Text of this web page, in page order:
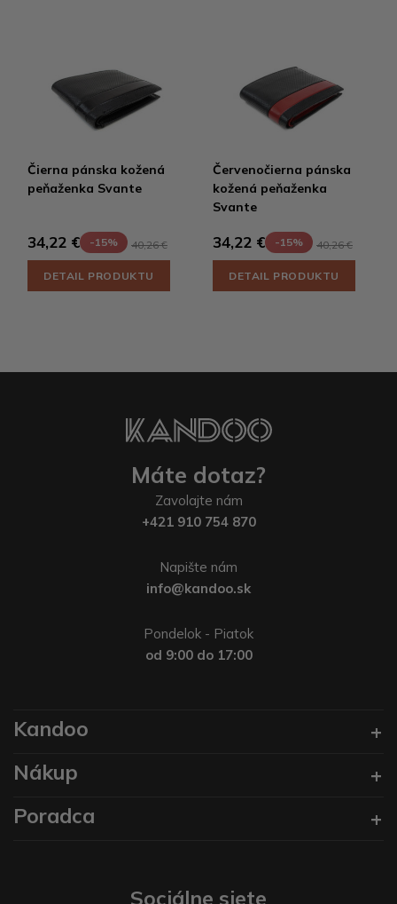
Čierna pánska kožená
peňaženka Svante
34,22 € -15% 40,26 €
DETAIL PRODUKTU
Červenočierna pánska
kožená peňaženka
Svante
34,22 € -15% 40,26 €
DETAIL PRODUKTU
Máte dotaz?
Zavolajte nám
+421 910 754 870
Napište nám
info@kandoo.sk
Pondelok - Piatok
od 9:00 do 17:00
Kandoo
Nákup
Poradca
Sociálne siete